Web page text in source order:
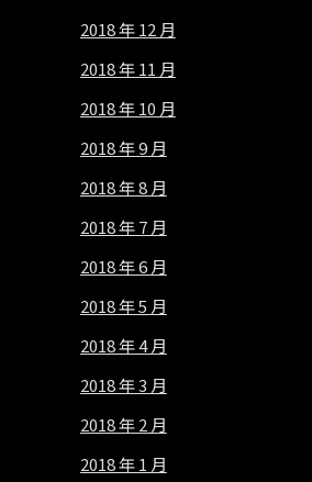
2018 年 12 月
2018 年 11 月
2018 年 10 月
2018 年 9 月
2018 年 8 月
2018 年 7 月
2018 年 6 月
2018 年 5 月
2018 年 4 月
2018 年 3 月
2018 年 2 月
2018 年 1 月